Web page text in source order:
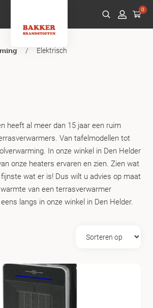
0
/ Elektrisch
heeft al meer dan 15 jaar een ruim
Van tafelmodellen tot
In onze winkel in Den Helder
onze heaters ervaren en zien. Zien wat
wat er is! Dus wilt u advies op maat
van een terrasverwarmer
langs in onze winkel in Den Helder.